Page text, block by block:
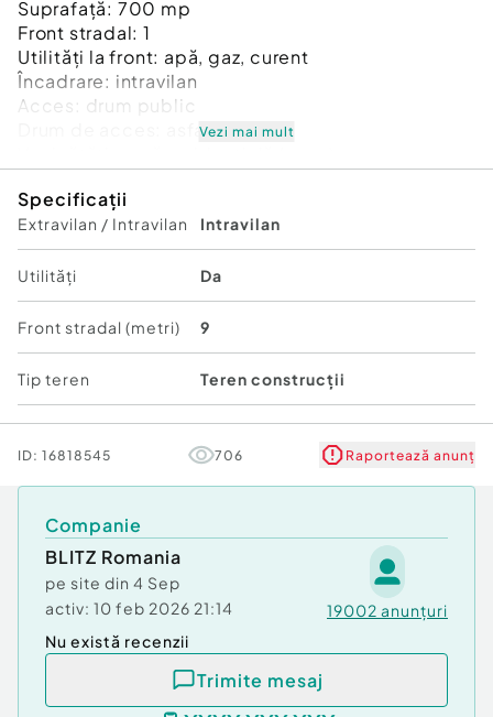
Suprafață: 700 mp
Front stradal: 1
Utilități la front: apă, gaz, curent
Încadrare: intravilan
Acces: drum public
Drum de acces: asfaltat
Terenul beneficiază de acces facil și utilități
disponibile la limită, fiind o alegere excelentă
pentru o investiție sau pentru construirea unei
locuințe personale.
Cod ofertă / ID BLITZ: P170284
Id intern: P170284
Vezi mai mult
Specificații
Extravilan / Intravilan Intravilan
Utilități Da
Front stradal (metri) 9
Tip teren Teren construcții
ID: 16818545 706 Raportează anunț
Companie
BLITZ Romania
pe site din 4 Sep
activ: 10 feb 2026 21:14 19002 anunțuri
Nu există recenzii
Trimite mesaj